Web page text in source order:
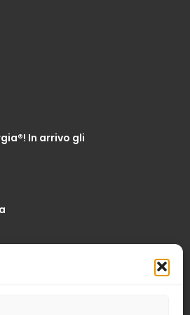
In arrivo gli